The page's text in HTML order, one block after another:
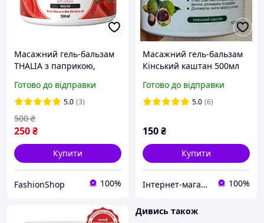
Масажний гель-бальзам
THALIA з паприкою,
500 мл
Готово до відправки
5.0 (3)
250₴
500 ₴
Купити
FashionShop 100%
Масажний гель-бальзам
Кінський каштан 500мл
Готово до відправки
5.0 (6)
150₴
Купити
Інтернет-магазин "Домашня Аптечка" 100%
Дивись також